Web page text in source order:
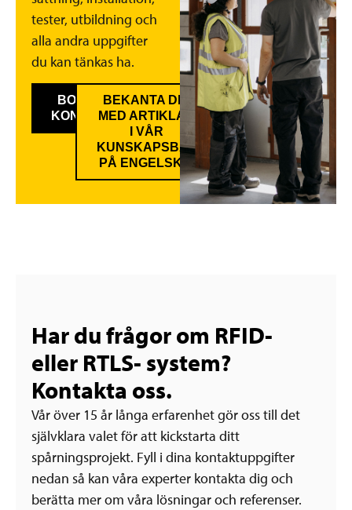
tester, utbildning och
alla andra uppgifter
du kan tänkas ha.
BOKA GRATIS
KONSULTATION
BEKANTA DIG
MED ARTIKLAR
I VÅR
KUNSKAPSBAS
PÅ ENGELSKA.
Har du frågor om RFID-
eller RTLS- system?
Kontakta oss.
Vår över 15 år långa erfarenhet gör oss till det
självklara valet för att kickstarta ditt
spårningsprojekt. Fyll i dina kontaktuppgifter
nedan så kan våra experter kontakta dig och
berätta mer om våra lösningar och referenser.